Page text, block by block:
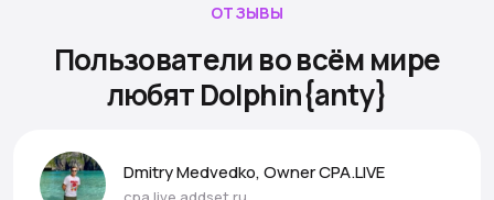
ОТЗЫВЫ
Пользователи во всём мире
любят Dolphin{anty}
Dmitry Medvedko, Owner CPA.LIVE